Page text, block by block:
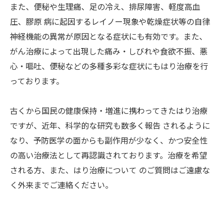
また、便秘や生理痛、足の冷え、排尿障害、軽度高血
圧、膠原 病に起因するレイノー現象や乾燥症状等の自律
神経機能の異常が原因となる症状にも有効です。また、
がん治療によって出現した痛み・しびれや食欲不振、悪
心・嘔吐、便秘などの多種多彩な症状にもはり治療を行
っております。
古くから国民の健康保持・増進に携わってきたはり治療
ですが、近年、科学的な研究も数多く報告 されるように
なり、予防医学の面からも副作用が少なく、かつ安全性
の高い治療法として再認識されております。治療を希望
される方、また、はり治療について のご質問はご遠慮な
く外来までご連絡ください。